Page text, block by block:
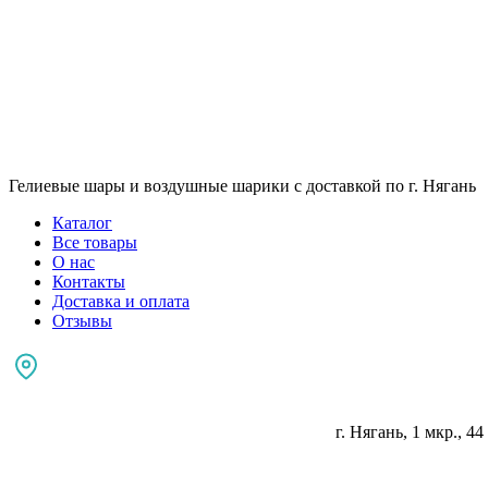
Гелиевые шары и воздушные шарики с доставкой по г. Нягань
Каталог
Все товары
О нас
Контакты
Доставка и оплата
Отзывы
г. Нягань, 1 мкр., 44